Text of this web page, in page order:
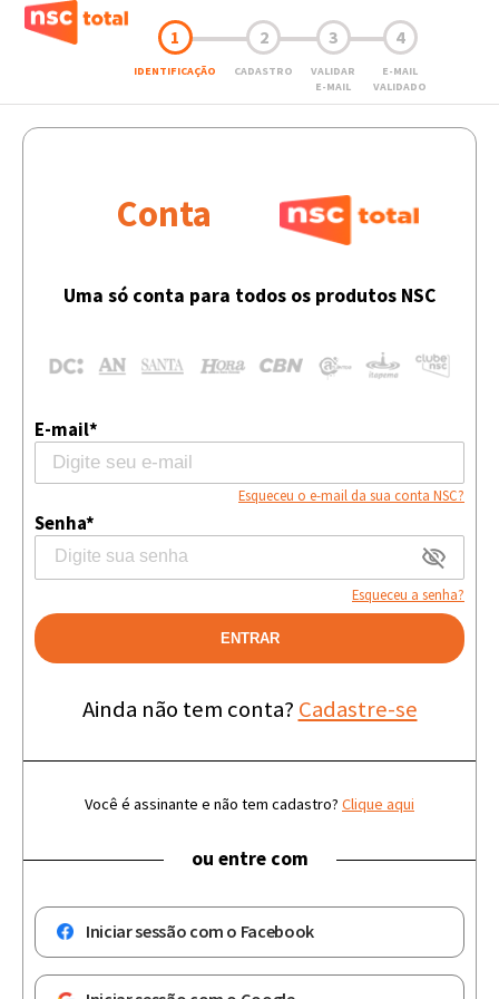
1
IDENTIFICAÇÃO
2
CADASTRO
3
VALIDAR
E-MAIL
4
E-MAIL
VALIDADO
Conta
Uma só conta para todos os produtos NSC
E-mail*
Esqueceu o e-mail da sua conta NSC?
Senha*
Esqueceu a senha?
ENTRAR
Ainda não tem conta? Cadastre-se
Você é assinante e não tem cadastro? Clique aqui
ou entre com
Iniciar sessão com o Facebook